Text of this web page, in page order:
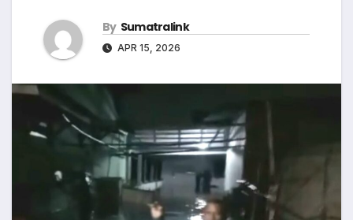
By Sumatralink
APR 15, 2026